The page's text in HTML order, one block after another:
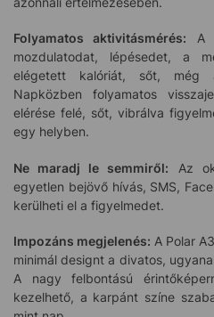
Folyamatos aktivitásmérés: A
mozdulatodat, lépésedet, a
elégetett kalóriát, sőt, még
Napközben folyamatos
elérése felé, sőt, vibrálva
egy helyben.
Ne maradj le semmiről: Az
egyetlen bejövő hívás, SMS,
kerülheti el a figyelmedet.
Impozáns megjelenés: A Polar
minimál designt a divatos,
A nagy felbontású
kezelhető, a karpánt színe